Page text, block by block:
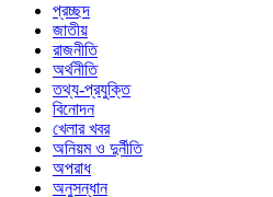
প্রচ্ছদ
জাতীয়
রাজনীতি
অর্থনীতি
তথ্য-প্রযুক্তি
বিনোদন
খেলার খবর
অনিয়ম ও দুর্নীতি
অপরাধ
অনুসন্ধান